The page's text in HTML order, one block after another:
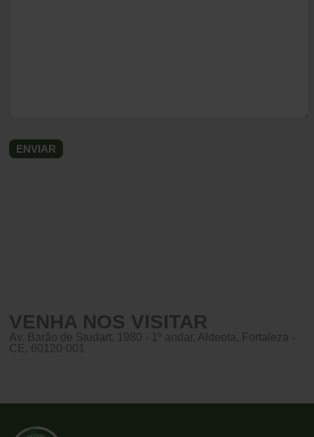
VENHA NOS VISITAR
Av. Barão de Studart, 1980 - 1º andar, Aldeota, Fortaleza -
CE, 60120-001